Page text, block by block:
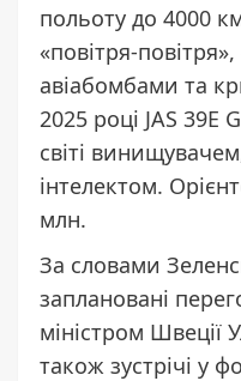
польоту до 4000
«повітря-
авіабомбами та
2025 році JAS
світі
інтелектом.
млн.
За словами
заплановані
міністром Швеції
також зустрічі у